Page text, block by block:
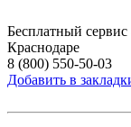
Бесплатный сервис
Краснодаре
8 (800) 550-50-03
Добавить в